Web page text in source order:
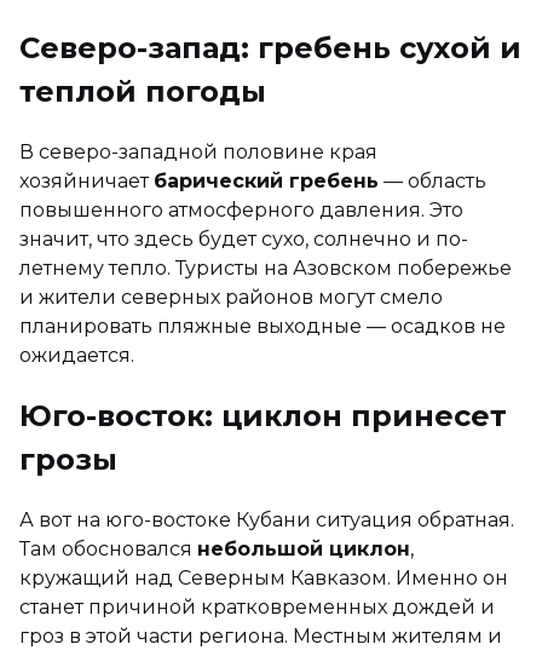
Северо-запад: гребень сухой и
теплой погоды
В северо-западной половине края
хозяйничает барический гребень — область
повышенного атмосферного давления. Это
значит, что здесь будет сухо, солнечно и по-
летнему тепло. Туристы на Азовском побережье
и жители северных районов могут смело
планировать пляжные выходные — осадков не
ожидается.
Юго-восток: циклон принесет
грозы
А вот на юго-востоке Кубани ситуация обратная.
Там обосновался небольшой циклон,
кружащий над Северным Кавказом. Именно он
станет причиной кратковременных дождей и
гроз в этой части региона. Местным жителям и